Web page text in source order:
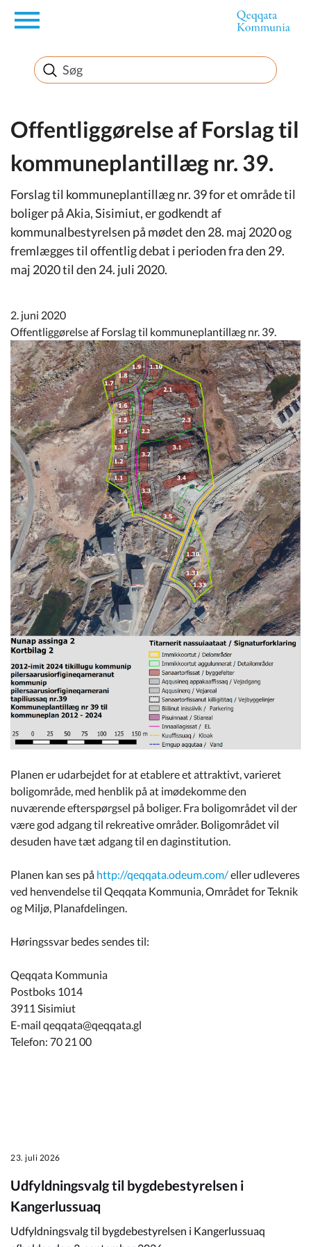
en
Borger
Erhverv
Politik
Turisme
Selvbetjening
Kommuneplan
Om Kommunen
Offentliggørelse af Forslag til
kommuneplantillæg nr. 39.
Forslag til kommuneplantillæg nr. 39 for et område til
boliger på Akia, Sisimiut, er godkendt af
kommunalbestyrelsen på mødet den 28. maj 2020 og
fremlægges til offentlig debat i perioden fra den 29.
maj 2020 til den 24. juli 2020.
2. juni 2020
Offentliggørelse af Forslag til kommuneplantillæg nr. 39.
Planen er udarbejdet for at etablere et attraktivt, varieret
boligområde, med henblik på at imødekomme den
nuværende efterspørgsel på boliger. Fra boligområdet vil der
være god adgang til rekreative områder. Boligområdet vil
desuden have tæt adgang til en daginstitution.
Planen kan ses på http://qeqqata.odeum.com/eller udleveres
ved henvendelse til Qeqqata Kommunia, Området for Teknik
og Miljø, Planafdelingen.
Høringssvar bedes sendes til:
Qeqqata Kommunia
Postboks 1014
3911 Sisimiut
E-mail qeqqata@qeqqata.gl
Telefon: 70 21 00
23. juli 2026
Udfyldningsvalg til bygdebestyrelsen i
Kangerlussuaq
Udfyldningsvalg til bygdebestyrelsen i Kangerlussuaq